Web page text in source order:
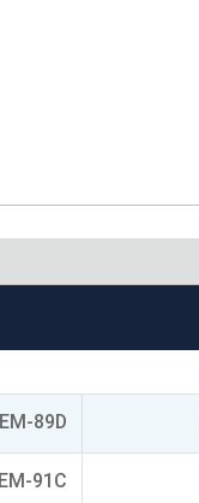
EM-89D
EM-91C